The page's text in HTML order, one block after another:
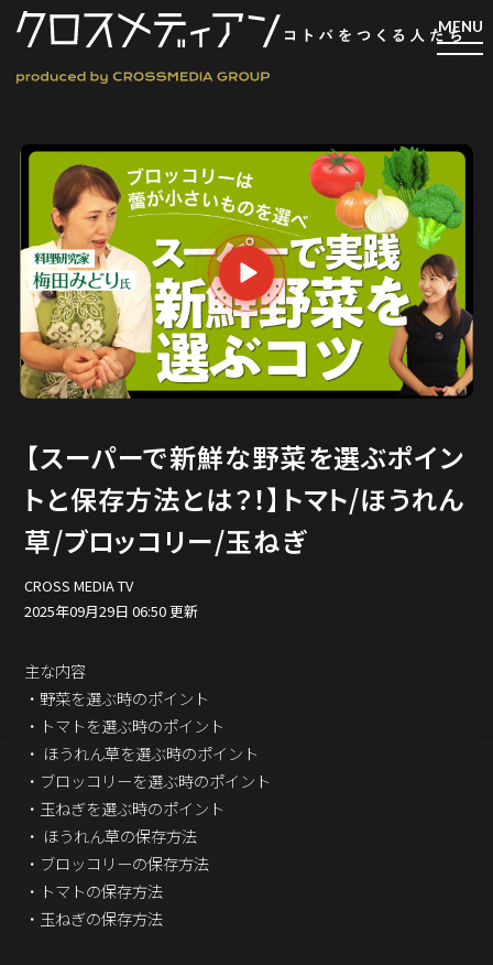
検索
マガジン
新刊ができるまで
EVENT
MY WORK
編集4.0
シンカケイコウホウ
バックオフィス
その他
動画
ビジネス・ブック・アカデミー
業界ビジネス
プロフェッショナル対談
ビジネスアスリートのための
コンディショニング
編集4.0
その他
ラジオ
Podcast番組
「ビジネス・ブック・アカデミー」
【スーパーで新鮮な野菜を選ぶポイン
トと保存方法とは？！】トマト/ほうれん
草/ブロッコリー/玉ねぎ
CROSS MEDIA TV
2025年09月29日 06:50 更新
主な内容
・野菜を選ぶ時のポイント
・トマトを選ぶ時のポイント
・ ほうれん草を選ぶ時のポイント
・ブロッコリーを選ぶ時のポイント
・玉ねぎを選ぶ時のポイント
・ ほうれん草の保存方法
・ブロッコリーの保存方法
・トマトの保存方法
・玉ねぎの保存方法